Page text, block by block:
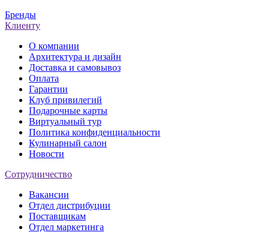
Бренды
Клиенту
О компании
Архитектура и дизайн
Доставка и самовывоз
Оплата
Гарантии
Клуб привилегий
Подарочные карты
Виртуальный тур
Политика конфиденциальности
Кулинарный салон
Новости
Сотрудничество
Вакансии
Отдел дистрибуции
Поставщикам
Отдел маркетинга